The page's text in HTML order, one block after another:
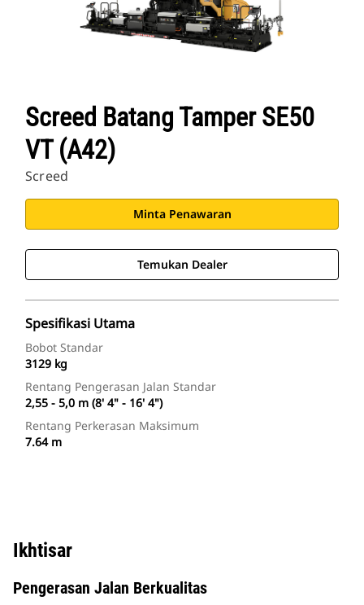
Screed Batang Tamper SE50
VT (A42)
Screed
Minta Penawaran
Temukan Dealer
Spesifikasi Utama
Bobot Standar
3129 kg
Rentang Pengerasan Jalan Standar
2,55 - 5,0 m (8' 4" - 16' 4")
Rentang Perkerasan Maksimum
7.64 m
Ikhtisar
Pengerasan Jalan Berkualitas